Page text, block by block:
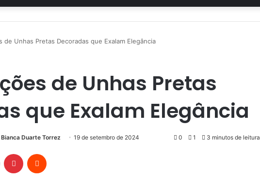
de Unhas Pretas Decoradas que Exalam Elegância
de Unhas Pretas
que Exalam Elegância
Bianca Duarte Torrez 19 de setembro de 2024 0 1 3 minutos de leitura
Tumblr Pinterest